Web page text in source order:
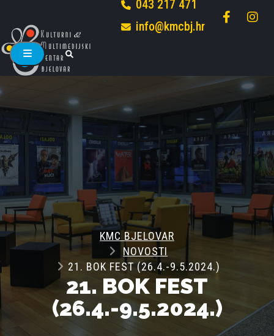
043 217 471
info@kmcbj.hr
21. BOK FEST
(26.4.-9.5.2024.)
KMC BJELOVAR
NOVOSTI
21. BOK FEST (26.4.-9.5.2024.)